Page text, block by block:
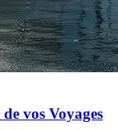
vos Voyages